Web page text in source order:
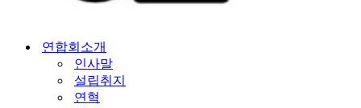
연합회소개
인사말
설립취지
연혁